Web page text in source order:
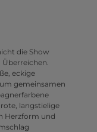
die Show
eckige
gemeinsamen
langstielige
Herzform und